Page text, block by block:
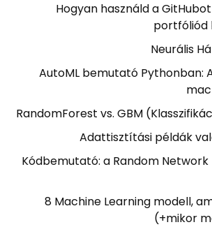
Hogyan használd a
portfóliód
Neurális
AutoML bemutató Pythonban:
RandomForest vs. GBM
Adattisztítási példák
Kódbemutató: a Random
8 Machine Learning modell,
(+mikor